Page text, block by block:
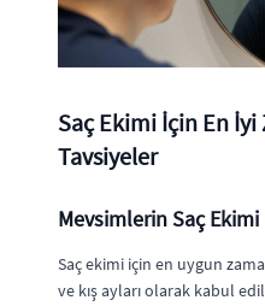
Saç Ekimi İçin En
Tavsiyeler
Mevsimlerin Saç
Saç ekimi için en uygun
ve kış ayları olarak kabul